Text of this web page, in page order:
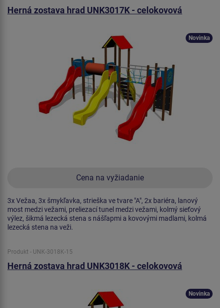
Herná zostava hrad UNK3017K - celokovová
Cena na vyžiadanie
Novinka
3x Vežaa, 3x šmykľavka, strieška ve tvare "A", 2x bariéra, lanový
most medzi vežami, preliezací tunel medzi vežami, kolmý sieťový
výlez, šikmá lezecká stena s nášľapmi a kovovými madlami, kolmá
lezecká stena na veži.
Produkt - UNK-3018K-15
Herná zostava hrad UNK3018K - celokovová
Novinka